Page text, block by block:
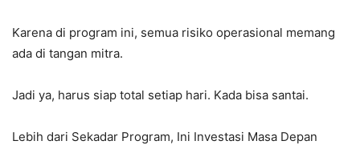
Karena di program ini, semua risiko operasional memang
ada di tangan mitra.
Jadi ya, harus siap total setiap hari. Kada bisa santai.
Lebih dari Sekadar Program, Ini Investasi Masa Depan